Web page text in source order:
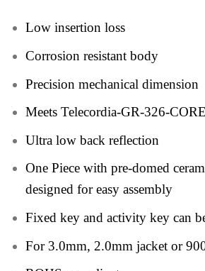
Low insertion loss
Corrosion resistant body
Precision mechanical dimension
Meets Telecordia-GR-326-
Ultra low back reflection
One Piece with pre-domed
designed for easy assembly
Fixed key and activity key can
For 3.0mm, 2.0mm jacket or